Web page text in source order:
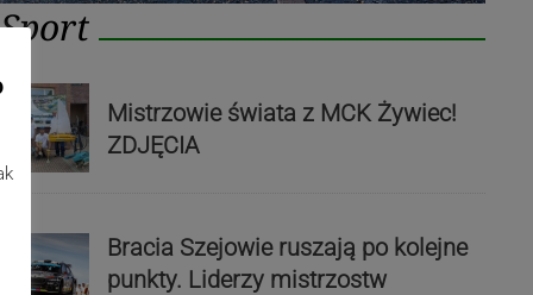
Sport
Mistrzowie świata z MCK Żywiec!
ZDJĘCIA
Bracia Szejowie ruszają po kolejne
punkty. Liderzy mistrzostw